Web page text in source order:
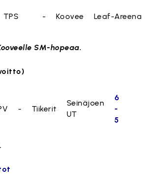
TPS - Koovee Leaf-Areena
SM-hopeaa.
- Tiikerit
Seinäjoen
UT
6
-
5